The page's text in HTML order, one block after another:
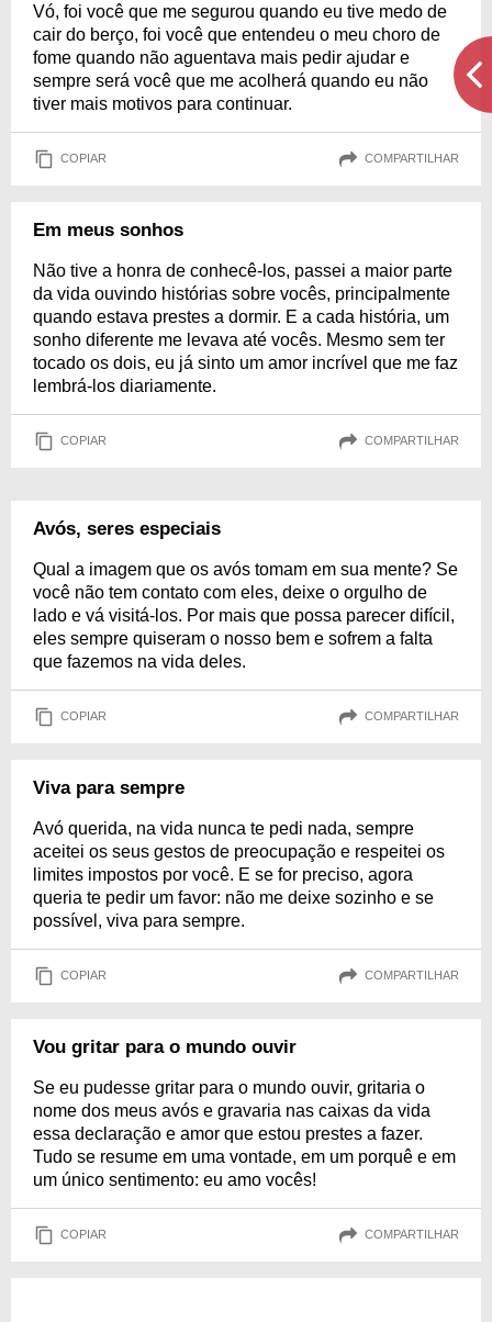
Vó, foi você que me segurou quando eu tive medo de
cair do berço, foi você que entendeu o meu choro de
fome quando não aguentava mais pedir ajudar e
sempre será você que me acolherá quando eu não
tiver mais motivos para continuar.
COPIAR COMPARTILHAR
Em meus sonhos
Não tive a honra de conhecê-los, passei a maior parte
da vida ouvindo histórias sobre vocês, principalmente
quando estava prestes a dormir. E a cada história, um
sonho diferente me levava até vocês. Mesmo sem ter
tocado os dois, eu já sinto um amor incrível que me faz
lembrá-los diariamente.
COPIAR COMPARTILHAR
Avós, seres especiais
Qual a imagem que os avós tomam em sua mente? Se
você não tem contato com eles, deixe o orgulho de
lado e vá visitá-los. Por mais que possa parecer difícil,
eles sempre quiseram o nosso bem e sofrem a falta
que fazemos na vida deles.
COPIAR COMPARTILHAR
Viva para sempre
Avó querida, na vida nunca te pedi nada, sempre
aceitei os seus gestos de preocupação e respeitei os
limites impostos por você. E se for preciso, agora
queria te pedir um favor: não me deixe sozinho e se
possível, viva para sempre.
COPIAR COMPARTILHAR
Vou gritar para o mundo ouvir
Se eu pudesse gritar para o mundo ouvir, gritaria o
nome dos meus avós e gravaria nas caixas da vida
essa declaração e amor que estou prestes a fazer.
Tudo se resume em uma vontade, em um porquê e em
um único sentimento: eu amo vocês!
COPIAR COMPARTILHAR